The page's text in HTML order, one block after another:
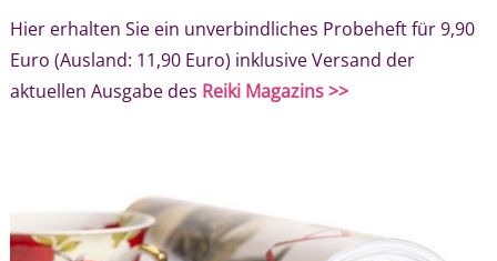
Hier erhalten Sie ein unverbindliches Probeheft für 9,90
Euro (Ausland: 11,90 Euro) inklusive Versand der
aktuellen Ausgabe des Reiki Magazins >>